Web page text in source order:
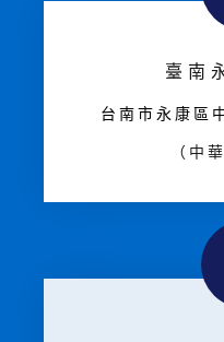
臺南
台南市永康區
（中